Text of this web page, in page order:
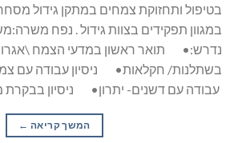
בטיפול ותחזוקת צמחים במתקן גידול
במגוון תפקידים בצוות גידול . נפח
נדרש:• תואר ראשון במדעי הצמח
בשתלנות/ חקלאות• ניסיון עבודה עם
עבודה עם דשנים- יתרון• ניסיון בבקרת
המשך קריאה →